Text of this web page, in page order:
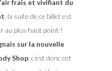
frais et vivifiant du
, la suite de ce billet est
au plus haut point !
sur la nouvelle
Shop, c’est donc cet